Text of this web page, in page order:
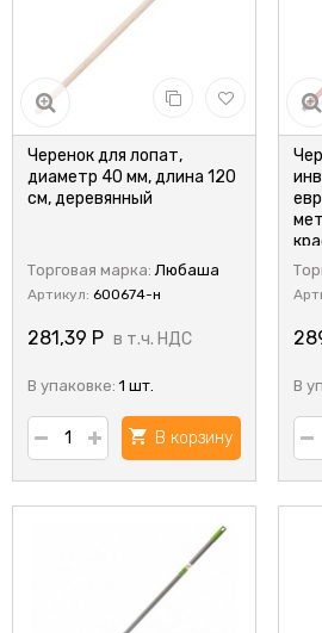
Черенок для лопат,
диаметр 40 мм, длина 120
см, деревянный
Торговая марка: Любаша
Артикул: 600674-н
281,39 Р в т.ч. НДС
В упаковке: 1 шт.
В корзину
В